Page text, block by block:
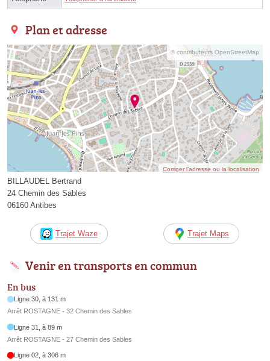
Plan et adresse
© contributeurs OpenStreetMap
Corriger l’adresse ou la localisation
BILLAUDEL Bertrand
24 Chemin des Sables
06160 Antibes
Trajet Waze Trajet Maps
Venir en transports en commun
En bus
Ligne 30, à 131 m
Arrêt ROSTAGNE - 32 Chemin des Sables
Ligne 31, à 89 m
Arrêt ROSTAGNE - 27 Chemin des Sables
Ligne 02, à 306 m